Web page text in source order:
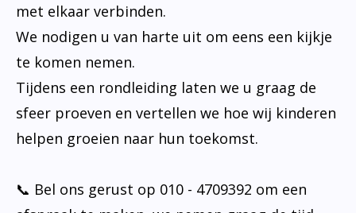
met elkaar verbinden.
We nodigen u van harte uit om eens een kijkje
te komen nemen.
Tijdens een rondleiding laten we u graag de
sfeer proeven en vertellen we hoe wij kinderen
helpen groeien naar hun toekomst.
📞 Bel ons gerust op 010 - 4709392 om een